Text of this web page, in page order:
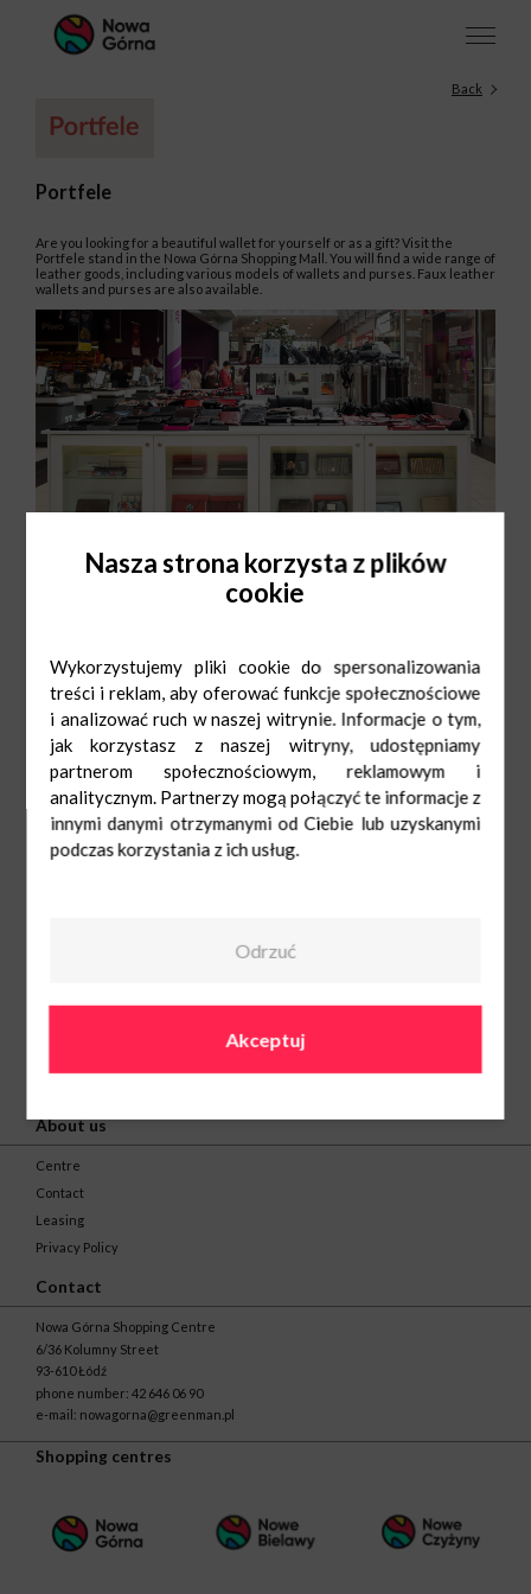
Back
Portfele
Are you looking for a beautiful wallet for yourself or as a gift? Visit the
Portfele stand in the Nowa Górna Shopping Mall. You will find a wide range of
leather goods, including various models of wallets and purses. Faux leather
wallets and purses are also available.
Mon-Sat: 9:00-21:00
Sun: 10:00-19:00
535 501 550
Portfele
Mon-Sat: 9:00-
About us
Centre
Contact
Leasing
Privacy Policy
Contact
Nowa Górna Shopping Centre
6/36 Kolumny Street
93-610 Łódź
phone number: 42 646 06 90
e-mail: nowagorna@greenman.pl
Shopping centres
Nasza strona korzysta z plików
cookie
Wykorzystujemy pliki cookie do spersonalizowania
treści i reklam, aby oferować funkcje społecznościowe
i analizować ruch w naszej witrynie. Informacje o tym,
jak korzystasz z naszej witryny, udostępniamy
partnerom społecznościowym, reklamowym i
analitycznym. Partnerzy mogą połączyć te informacje z
innymi danymi otrzymanymi od Ciebie lub uzyskanymi
podczas korzystania z ich usług.
Odrzuć
Akceptuj